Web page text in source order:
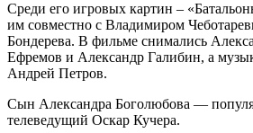
Среди его игровых картин –
им совместно с Владимиром
Бондерева. В фильме снимались
Ефремов и Александр Галибин, а
Андрей Петров.
Сын Александра Боголюбова —
телеведущий Оскар Кучера.